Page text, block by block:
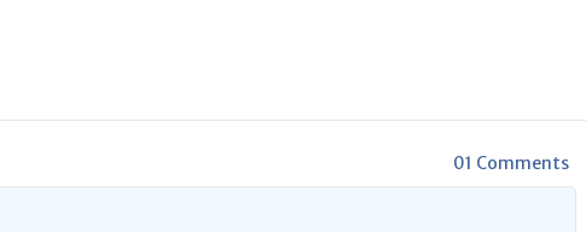
01 Comments